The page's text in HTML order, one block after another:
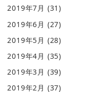
2019年7月 (31)
2019年6月 (27)
2019年5月 (28)
2019年4月 (35)
2019年3月 (39)
2019年2月 (37)